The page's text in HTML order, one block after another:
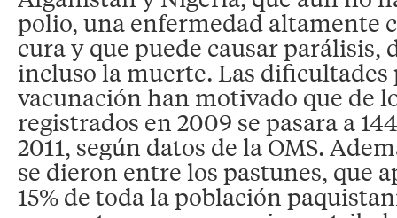
polio, una enfermedad altamente
cura y que puede causar parálisis,
incluso la muerte. Las dificultades
vacunación han motivado que de
registrados en 2009 se pasara a
2011, según datos de la OMS.
se dieron entre los pastunes, que
15% de toda la población